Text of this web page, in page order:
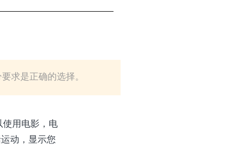
求是正确的选择。
用电影，电
动，显示您